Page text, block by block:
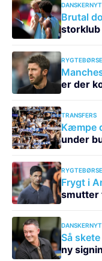
DANSKERNYT
Brutal
storklub
er der
TRANSFERS
Kæmpe
under
Frygt i
smutter
DANSKERNYT
Så
ny